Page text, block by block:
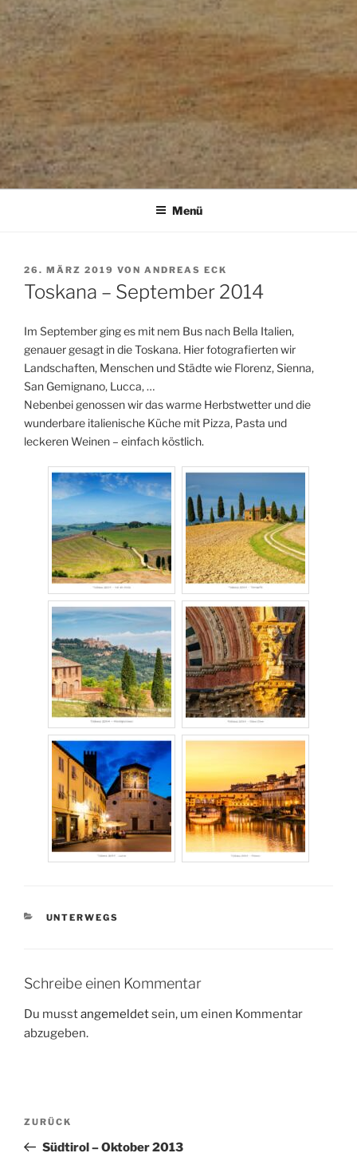
Menü
VERÖFFENTLICHT
AM
26. MÄRZ 2019 VON ANDREAS ECK
Toskana – September 2014
Im September ging es mit nem Bus nach Bella Italien,
genauer gesagt in die Toskana. Hier fotografierten wir
Landschaften, Menschen und Städte wie Florenz, Sienna,
San Gemignano, Lucca, …
Nebenbei genossen wir das warme Herbstwetter und die
wunderbare italienische Küche mit Pizza, Pasta und
leckeren Weinen – einfach köstlich.
KATEGORIEN
UNTERWEGS
Schreibe einen Kommentar
Du musstangemeldetsein, um einen Kommentar
abzugeben.
Beitragsnavigation
Vorheriger
Beitrag
ZURÜCK
Südtirol – Oktober 2013